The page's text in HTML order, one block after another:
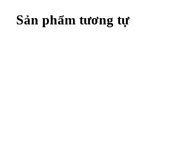
Sản phẩm tương tự